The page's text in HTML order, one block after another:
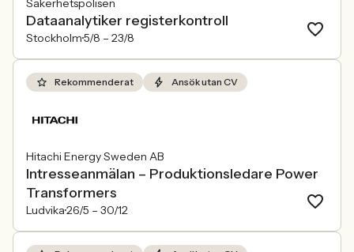
Säkerhetspolisen
Dataanalytiker registerkontroll
Stockholm5/8 – 23/8
Rekommenderat Ansök utan CV
Hitachi Energy Sweden AB
Intresseanmälan – Produktionsledare Power
Transformers
Ludvika26/5 – 30/12